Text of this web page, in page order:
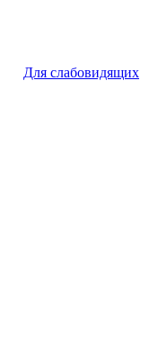
Для слабовидящих